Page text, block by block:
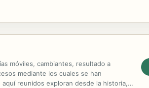
móviles, cambiantes, resultado a
mediante los cuales se han
reunidos exploran desde la historia,